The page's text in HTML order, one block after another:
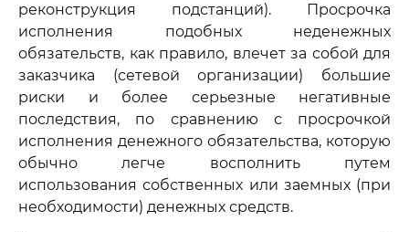
реконструкция подстанций). Просрочка
исполнения подобных неденежных
обязательств, как правило, влечет за собой для
заказчика (сетевой организации) большие
риски и более серьезные негативные
последствия, по сравнению с просрочкой
исполнения денежного обязательства, которую
обычно легче восполнить путем
использования собственных или заемных (при
необходимости) денежных средств.